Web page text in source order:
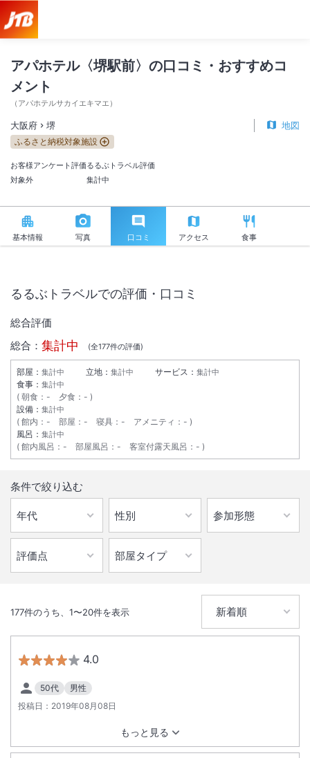
アパホテル〈堺駅前〉の口コミ・おすすめコ
メント
（ アパホテルサカイエキマエ ）
大阪府 堺 地図
ふるさと納税対象施設
お客様アンケート評価
対象外
るるぶトラベル評価
集計中
基本情報 写真 口コミ アクセス 食事
コード決済・電子マネー利用可
駐車場あり
るるぶトラベルでの評価・口コミ
総合評価
総合： 集計中 (全177件の評価)
部屋： 集計中 立地： 集計中 サービス： 集計中
食事： 集計中
朝食 ： - 夕食 ： -
設備： 集計中
館内 ： - 部屋 ： - 寝具 ： - アメニティ ： -
風呂： 集計中
館内風呂 ： - 部屋風呂 ： - 客室付露天風呂 ： -
条件で絞り込む
177件のうち、 1〜20件を表示
4.0
50代
男性
投稿日： 2019年08月08日
もっと見る